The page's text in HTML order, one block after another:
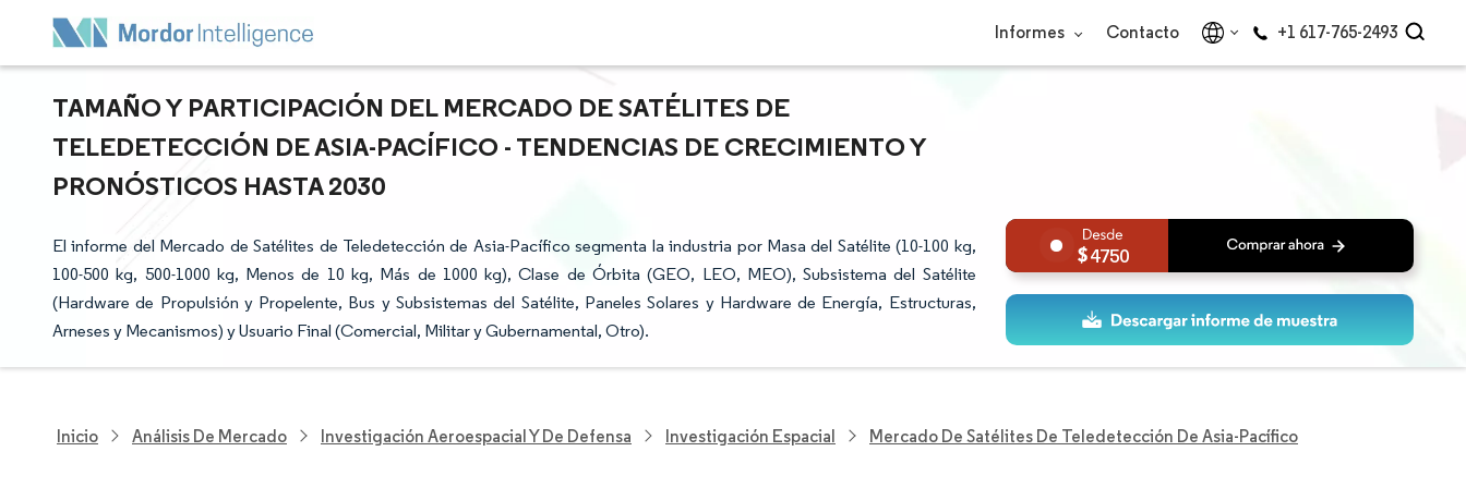
Informes Contacto +1 617-765-2493
TAMAÑO Y PARTICIPACIÓN DEL MERCADO DE SATÉLITES DE
TELEDETECCIÓN DE ASIA-PACÍFICO - TENDENCIAS DE CRECIMIENTO Y
PRONÓSTICOS HASTA 2030
El informe del Mercado de Satélites de Teledetección de Asia-Pacífico segmenta la industria por Masa del Satélite (10-100 kg,
100-500 kg, 500-1000 kg, Menos de 10 kg, Más de 1000 kg), Clase de Órbita (GEO, LEO, MEO), Subsistema del Satélite
(Hardware de Propulsión y Propelente, Bus y Subsistemas del Satélite, Paneles Solares y Hardware de Energía, Estructuras,
Arneses y Mecanismos) y Usuario Final (Comercial, Militar y Gubernamental, Otro).
4750
Inicio Análisis De Mercado Investigación Aeroespacial Y De Defensa Investigación Espacial Mercado De Satélites De Teledetección De Asia-Pacífico